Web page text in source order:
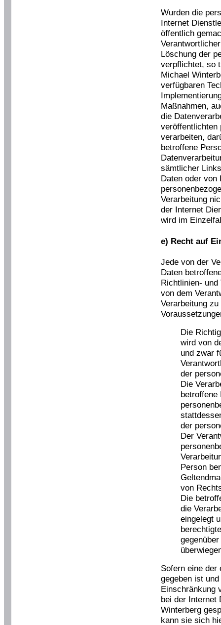
Wurden die
Internet
öffentlich
Löschung der
verpflichtet, so
Michael
verfügbaren
Maßnahmen,
die
veröffentlichten
verarbeiten,
betroffene
sämtlicher
Daten oder von
Verarbeitung
der Internet
wird im
e) Recht auf
Jede von der
Daten
Richtlinien- und
von dem
Verarbeitung
Die
wird von
und zwar
der
Die
betroffene
der
Der
Person
von
Die
die
eingelegt
Sofern eine der
gegeben ist
Einschränkung
bei der Internet
Winterberg
kann sie sich